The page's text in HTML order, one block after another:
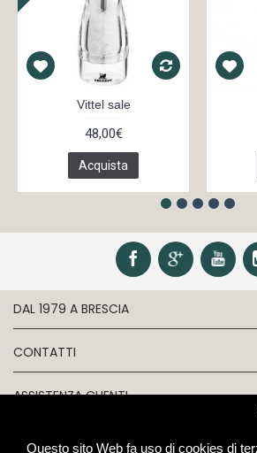
Questo sito Web fa uso di cookies di
Vittel sale
48,00€
Acquista
DAL 1979 A BRESCIA
CONTATTI
ASSISTENZA CLIENTI
INFORMATION